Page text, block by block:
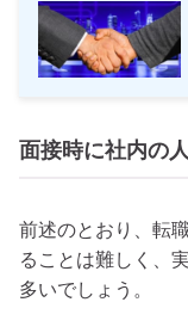
面接時に社内の
前述のとおり、転
ることは難しく、
多いでしょう。